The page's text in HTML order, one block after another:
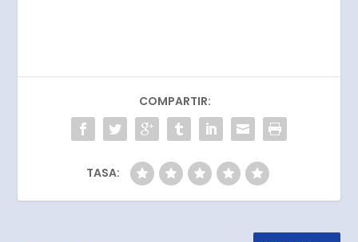
COMPARTIR:
TASA: